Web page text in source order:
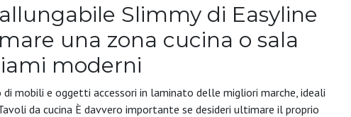
Slimmy di Easyline
una zona cucina o sala
moderni
mobili e oggetti accessori in laminato delle migliori marche, ideali
da cucina È davvero importante se desideri ultimare il proprio